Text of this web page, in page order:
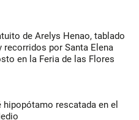
de Arelys Henao, tablado
recorridos por Santa Elena
en la Feria de las Flores
hipopótamo rescatada en el